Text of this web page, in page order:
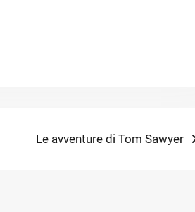
Next
Le avventure di Tom Sawyer